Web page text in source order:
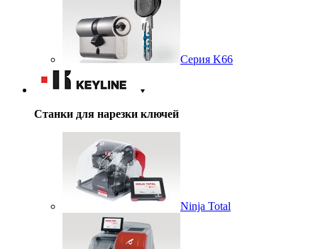
Серия K66
Станки для нарезки ключей
Ninja Total